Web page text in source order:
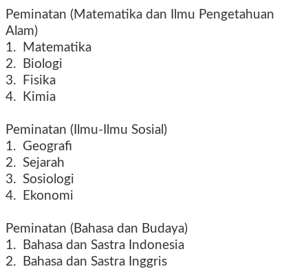
Peminatan (Matematika dan Ilmu Pengetahuan
Alam)
1. Matematika
2. Biologi
3. Fisika
4. Kimia
Peminatan (Ilmu-Ilmu Sosial)
1. Geografi
2. Sejarah
3. Sosiologi
4. Ekonomi
Peminatan (Bahasa dan Budaya)
1. Bahasa dan Sastra Indonesia
2. Bahasa dan Sastra Inggris